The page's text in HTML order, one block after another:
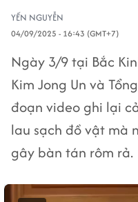
YẾN NGUYỄN
04/09/2025 - 16:43 (GMT+7)
Ngày 3/9 tại Bắc
Kim Jong Un và
đoạn video ghi lại
lau sạch đồ vật mà
gây bàn tán rôm rả.